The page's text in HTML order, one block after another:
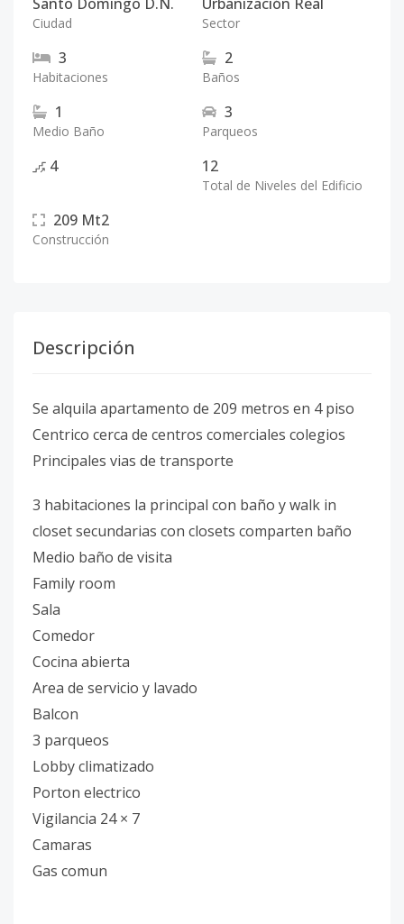
Ciudad Sector
3
Habitaciones
2
Baños
1
Medio Baño
3
Parqueos
4 12
Total de Niveles del Edificio
209 Mt2
Construcción
Descripción
Se alquila apartamento de 209 metros en 4 piso
Centrico cerca de centros comerciales colegios
Principales vias de transporte
3 habitaciones la principal con baño y walk in
closet secundarias con closets comparten baño
Medio baño de visita
Family room
Sala
Comedor
Cocina abierta
Area de servicio y lavado
Balcon
3 parqueos
Lobby climatizado
Porton electrico
Vigilancia 24 × 7
Camaras
Gas comun